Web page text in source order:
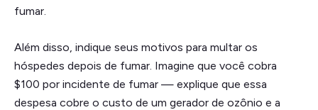
fumar.
Além disso, indique seus motivos para multar os
hóspedes depois de fumar. Imagine que você cobra
$100 por incidente de fumar — explique que essa
despesa cobre o custo de um gerador de ozônio e a